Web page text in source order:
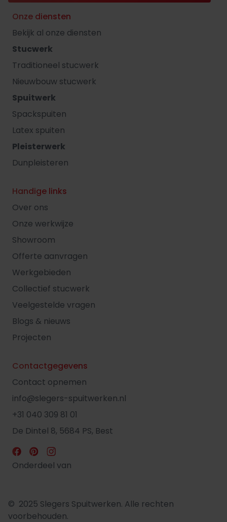
Onze diensten
Bekijk al onze diensten
Stucwerk
Traditioneel stucwerk
Nieuwbouw stucwerk
Spuitwerk
Spackspuiten
Latex spuiten
Pleisterwerk
Dunpleisteren
Handige links
Over ons
Onze werkwijze
Showroom
Offerte aanvragen
Werkgebieden
Collectief stucwerk
Veelgestelde vragen
Blogs & nieuws
Projecten
Contactgegevens
Contact opnemen
info@slegers-spuitwerken.nl
+31 040 309 81 01
De Dintel 8, 5684 PS, Best
Onderdeel van
© 2025 Slegers Spuitwerken. Alle rechten
voorbehouden.